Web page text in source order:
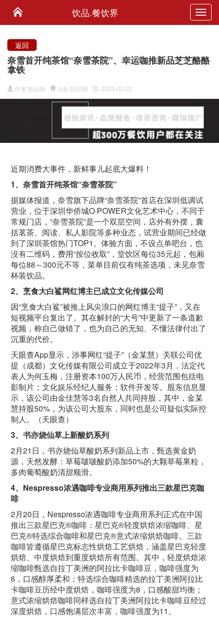
饮品.餐饮界
返回
奈雪首开纯茶馆“奈雪茶院”、幸运咖推新品芝芝酪酪
拿铁
作者:饮品报 出处:饮品报 2023-02-22
近期消费大事件，新鲜事儿起底大爆料！
1、奈雪首开纯茶馆“奈雪茶院”
据媒体报道，奈雪旗下品牌“奈雪茶院”首店在深圳低调试
营业，位于深圳华侨城O·POWER文化艺术中心，不同于
常规门店，“奈雪茶院”是一个双层空间，店外有外摆，囊
括茗茶、阅读、私人影院等多种业态，试营业期间已经做
到了深圳茶馆热门TOP1。体验方面，不设点单吧台，也
没有二维码，费用“按位收取”，堂饮区每位35元起，包厢
每位88～300元不等，菜单目前仅有纯茶选项，未见奈雪
杯装饮品。
2、烹食大白鲨网红博主已成立文化传媒公司
因“烹食大白鲨”被推上风尖浪口的网红博主“提子”，又在
短视频平台复出了。其在解封的“大号”中更新了一条道歉
视频，称自己做错了，也为自己的无知、不懂法律付出了
沉重的代价。
天眼查App显示，涉事网红“提子”（金某慧）关联公司优
提（成都）文化传媒有限公司成立于2022年3月，法定代
表人为何玉梅，注册资本100万人民币，经营范围包括电
影制片；文化娱乐经纪人服务；软件开发等。股东信息显
示，该公司由金佳慧等3名自然人共同持股，其中，金某
慧持股50% ，为该公司大股东，同时也是公司疑似实际控
制人。（天眼查）
3、书亦烧仙草上新酸奶系列
2月21 日，书亦烧仙草酸奶系列新品上市，甄选黄金奶
源，天然发酵：草莓啵啵酸奶添加50%的大颗草莓果粒，
多肉葡萄酸奶清甜顺滑。
4、 Nespresso浓遇咖啡专业商用系列推出三款星巴克咖
啡
2月20日， Nespresso浓遇咖啡专业商用系列正式在中国
推出三款星巴克®咖啡：星巴克®轻度烘焙浓缩咖啡、星
巴克®特选综合咖啡和星巴克®意式浓缩烘焙咖啡。三款
咖啡皆遵循星巴克标志性烘焙工艺烘焙，涵盖星巴克轻度
烘焙、中度烘焙到重度烘焙所有范围。其中，轻度烘焙浓
缩咖啡甄选自拉丁美洲的阿拉比卡咖啡豆，咖啡强度为
6 ，口感醇厚柔和；特选综合咖啡精选的拉丁美洲阿拉比
卡咖啡豆历经中度烘焙，咖啡强度为8 ，口感酸甜均衡；
意式浓缩烘焙咖啡同样选自拉丁美洲阿拉比卡咖啡豆经过
深度烘焙，口感饱满层次丰富，咖啡强度为11。